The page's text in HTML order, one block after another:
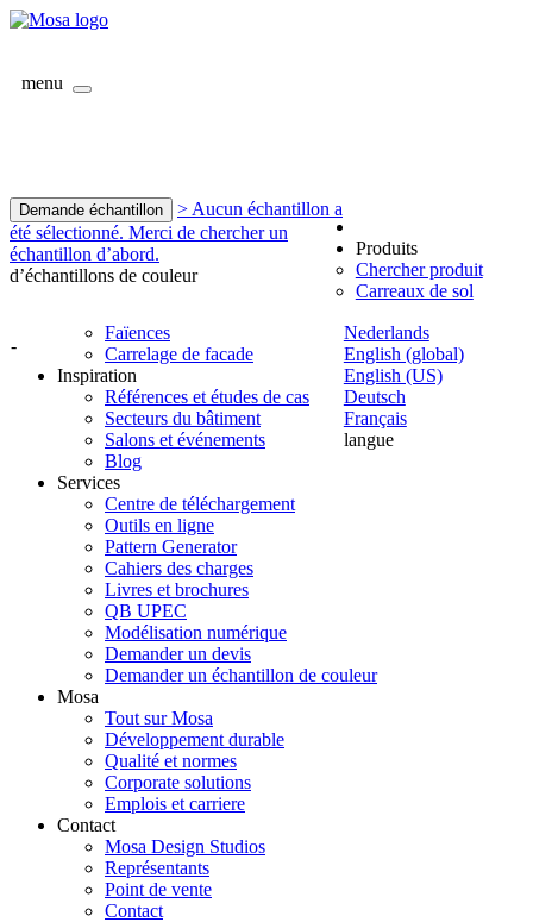
menu
Demande échantillon
> Aucun échantillon a
été sélectionné. Merci de chercher un
échantillon d’abord.
d’échantillons de couleur
-
Nederlands
English (global)
English (US)
Deutsch
Français
langue
Produits
Chercher produit
Carreaux de sol
Faïences
Carrelage de facade
Inspiration
Références et études de cas
Secteurs du bâtiment
Salons et événements
Blog
Services
Centre de téléchargement
Outils en ligne
Pattern Generator
Cahiers des charges
Livres et brochures
QB UPEC
Modélisation numérique
Demander un devis
Demander un échantillon de couleur
Mosa
Tout sur Mosa
Développement durable
Qualité et normes
Corporate solutions
Emplois et carriere
Contact
Mosa Design Studios
Représentants
Point de vente
Contact